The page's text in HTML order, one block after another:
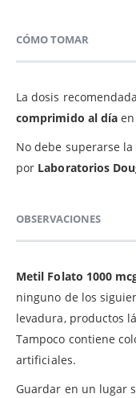
CÓMO TOMAR
La dosis
comprimido al día
No debe superarse
por Laboratorios
OBSERVACIONES
Metil Folato 1000
ninguno de los
levadura, productos
Tampoco contiene
artificiales.
Guardar en un lugar